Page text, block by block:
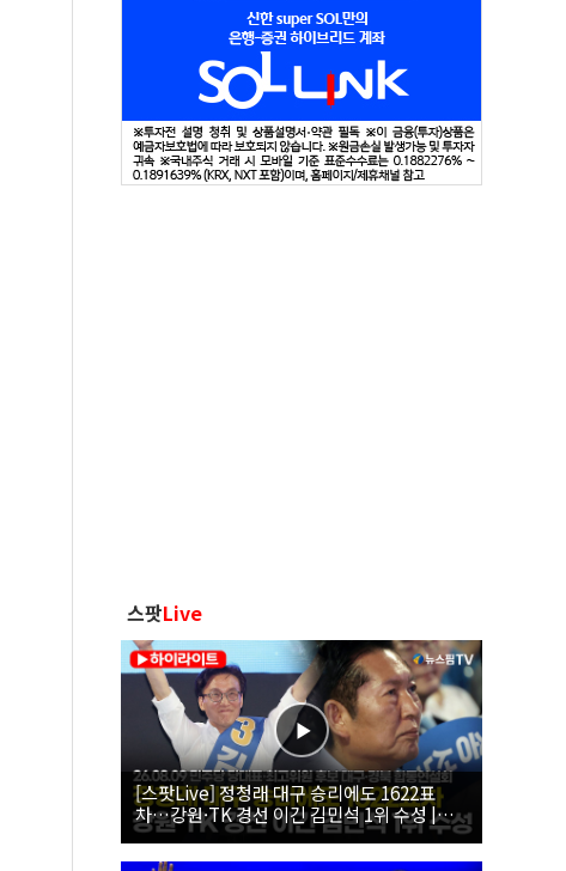
스팟Live
[스팟Live] 정청래 대구 승리에도 1622표
차…강원·TK 경선 이긴 김민석 1위 수성 |
26.08.09 더불어민주당 당대표·최고위원 후
보 대구·경북 합동연설회